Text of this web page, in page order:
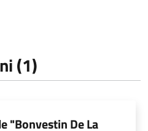
(1)
"Bonvestin De La